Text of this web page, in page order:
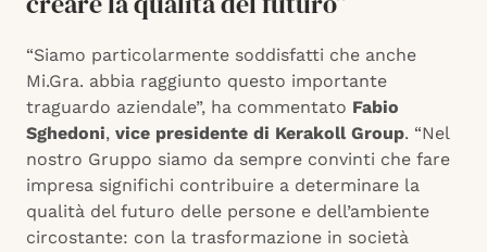
“Siamo particolarmente soddisfatti che anche
Mi.Gra. abbia raggiunto questo importante
traguardo aziendale”, ha commentato Fabio
Sghedoni, vice presidente di Kerakoll Group. “Nel
nostro Gruppo siamo da sempre convinti che fare
impresa significhi contribuire a determinare la
qualità del futuro delle persone e dell’ambiente
circostante: con la trasformazione in società